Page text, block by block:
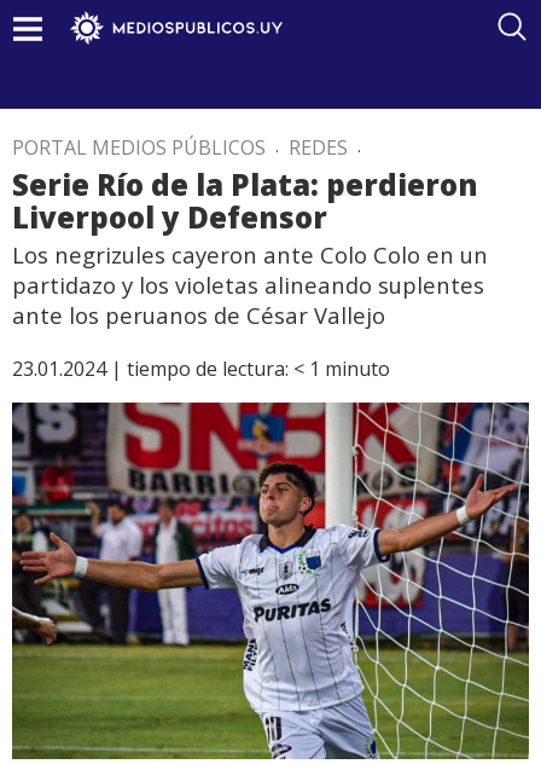
PORTAL MEDIOS PÚBLICOS . REDES .
Serie Río de la Plata: perdieron
Liverpool y Defensor
Los negrizules cayeron ante Colo Colo en un
partidazo y los violetas alineando suplentes
ante los peruanos de César Vallejo
23.01.2024 | tiempo de lectura: < 1 minuto